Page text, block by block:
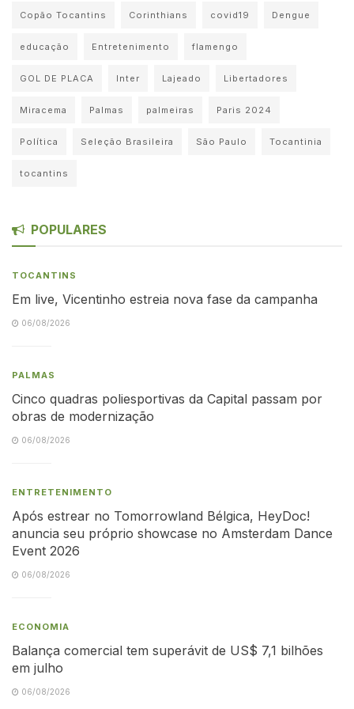
Copão Tocantins Corinthians covid19 Dengue
educação Entretenimento flamengo
GOL DE PLACA Inter Lajeado Libertadores
Miracema Palmas palmeiras Paris 2024
Política Seleção Brasileira São Paulo Tocantinia
tocantins
POPULARES
TOCANTINS
Em live, Vicentinho estreia nova fase da campanha
06/08/2026
PALMAS
Cinco quadras poliesportivas da Capital passam por
obras de modernização
06/08/2026
ENTRETENIMENTO
Após estrear no Tomorrowland Bélgica, HeyDoc!
anuncia seu próprio showcase no Amsterdam Dance
Event 2026
06/08/2026
ECONOMIA
Balança comercial tem superávit de US$ 7,1 bilhões
em julho
06/08/2026